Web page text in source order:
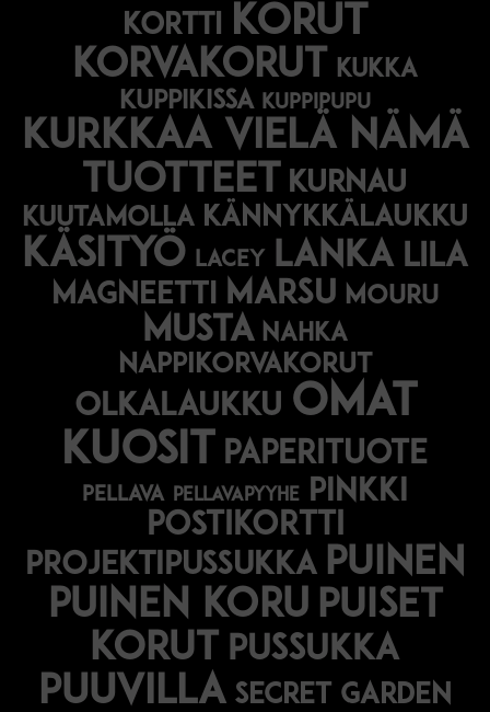
kortti korut
korvakorut
kukka
kuppikissa kuppipupu
Kurkkaa vielä nämä
tuotteet kurnau
kuutamolla kännykkälaukku
käsityö lacey lanka lila
magneetti marsu mouru
musta nahka
nappikorvakorut
olkalaukku omat
kuosit
paperituote
pellava pellavapyyhe pinkki
postikortti
projektipussukka puinen
puinen koru puiset
korut pussukka
puuvilla secret garden